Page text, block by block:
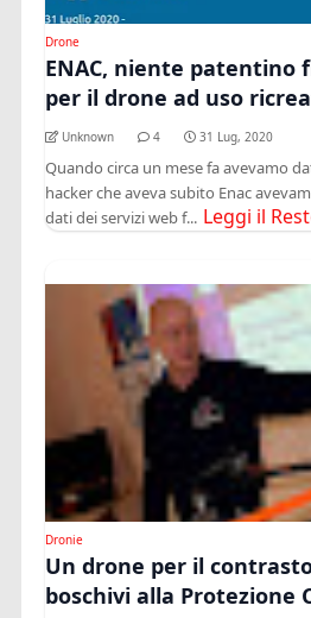
Drone
ENAC, niente patentino
per il drone ad uso
Unknown 4 31 Lug, 2020
Quando circa un mese fa avevamo
hacker che aveva subito Enac
dati dei servizi web f... Leggi il
Dronie
Un drone per il
boschivi alla Protezione